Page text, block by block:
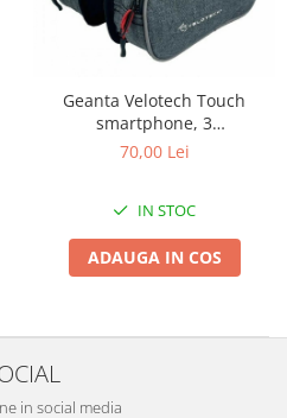
Geanta Velotech Touch
smartphone, 3
compartimente, montare
70,00 Lei
IN STOC
ADAUGA IN COS
in social media